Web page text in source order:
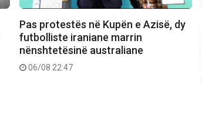
Pas protestës në Kupën e Azisë, dy
futbolliste iraniane marrin
nënshtetësinë australiane
06/08 22:47